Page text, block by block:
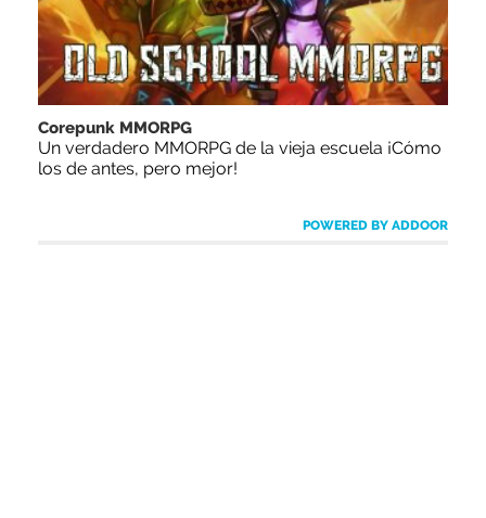
Corepunk MMORPG
Un verdadero MMORPG de la vieja escuela ¡Cómo
los de antes, pero mejor!
POWERED BY ADDOOR